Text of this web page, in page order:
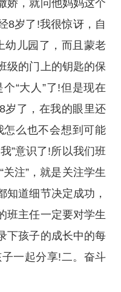
娇，就问他妈妈这个
8岁了!我很惊讶，自
幼儿园了，而且蒙老
级的门上的钥匙的保
“大人”了!但是现在
岁了，在我的眼里还
么也不会想到可能
”意识了!所以我们班
注”，就是关注学生
知道细节决定成功，
班主任一定要对学生
下孩子的成长中的每
一起分享!二。奋斗